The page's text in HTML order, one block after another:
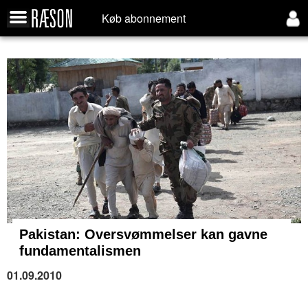
Køb abonnement
Pakistan: Oversvømmelser kan gavne
fundamentalismen
01.09.2010